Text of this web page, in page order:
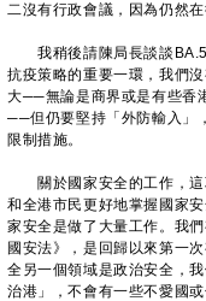
二沒有行政會議，因為仍然在
我稍後請陳局長談談BA.5
抗疫策略的重要一環，我們
大──無論是商界或是有些香
──但仍要堅持「外防輸入」
限制措施。
關於國家安全的工作，這
和全港市民更好地掌握國家
家安全是做了大量工作。我
國安法》，是回歸以來第一
全另一個領域是政治安全，
治港」，不會有一些不愛國